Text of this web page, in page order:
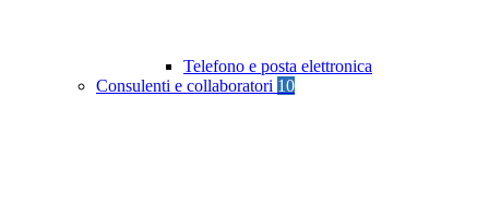
Telefono e posta elettronica
Consulenti e collaboratori 10